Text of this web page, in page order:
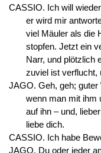
CASSIO. Ich will
er wird mir
viel Mäuler als die
stopfen. Jetzt ein
Narr, und plötzlich
zuviel ist verflucht,
JAGO. Geh, geh; guter
wenn man mit ihm
auf ihn – und,
liebe dich.
CASSIO. Ich habe
JAGO. Du oder jeder